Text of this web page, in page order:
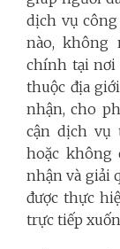
dịch vụ
nào, không
chính tại nơi
thuộc địa
nhận, cho
cận dịch vụ
hoặc không
nhận và giải
được thực
trực tiếp